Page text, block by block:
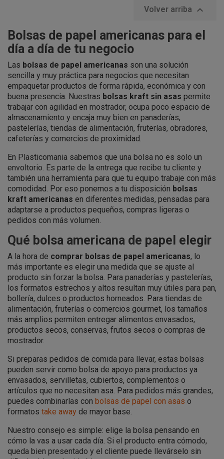
Volver arriba 
Bolsas de papel americanas para el
día a día de tu negocio
Las bolsas de papel americanas son una solución
sencilla y muy práctica para negocios que necesitan
empaquetar productos de forma rápida, económica y con
buena presencia. Nuestras bolsas kraft sin asas permite
trabajar con agilidad en mostrador, ocupa poco espacio de
almacenamiento y encaja muy bien en panaderías,
pastelerías, tiendas de alimentación, fruterías, obradores,
cafeterías y comercios de proximidad.
En Plasticomania sabemos que una bolsa no es solo un
envoltorio. Es parte de la entrega que recibe tu cliente y
también una herramienta para que tu equipo trabaje con más
comodidad. Por eso ponemos a tu disposición bolsas
kraft americanas en diferentes medidas, pensadas para
adaptarse a productos pequeños, compras ligeras o
pedidos con más volumen.
Qué bolsa americana de papel elegir
A la hora de comprar bolsas de papel americanas, lo
más importante es elegir una medida que se ajuste al
producto sin forzar la bolsa. Para panaderías y pastelerías,
los formatos estrechos y altos resultan muy útiles para pan,
bollería, dulces o productos horneados. Para tiendas de
alimentación, fruterías o comercios gourmet, los tamaños
más amplios permiten entregar alimentos envasados,
productos secos, conservas, frutos secos o compras de
mostrador.
Si preparas pedidos de comida para llevar, estas bolsas
pueden servir como bolsa de apoyo para productos ya
envasados, servilletas, cubiertos, complementos o
artículos que no necesitan asa. Para pedidos más grandes,
puedes combinarlas con bolsas de papel con asas o
formatos take away de mayor base.
Nuestro consejo es simple: elige la bolsa pensando en
cómo la vas a usar cada día. Si el producto entra cómodo,
queda bien presentado y el cliente puede llevárselo sin